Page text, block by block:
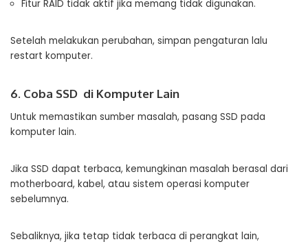
Fitur RAID tidak aktif jika memang tidak digunakan.
Setelah melakukan perubahan, simpan pengaturan lalu
restart komputer.
6. Coba SSD di Komputer Lain
Untuk memastikan sumber masalah, pasang SSD pada
komputer lain.
Jika SSD dapat terbaca, kemungkinan masalah berasal dari
motherboard, kabel, atau sistem operasi komputer
sebelumnya.
Sebaliknya, jika tetap tidak terbaca di perangkat lain,